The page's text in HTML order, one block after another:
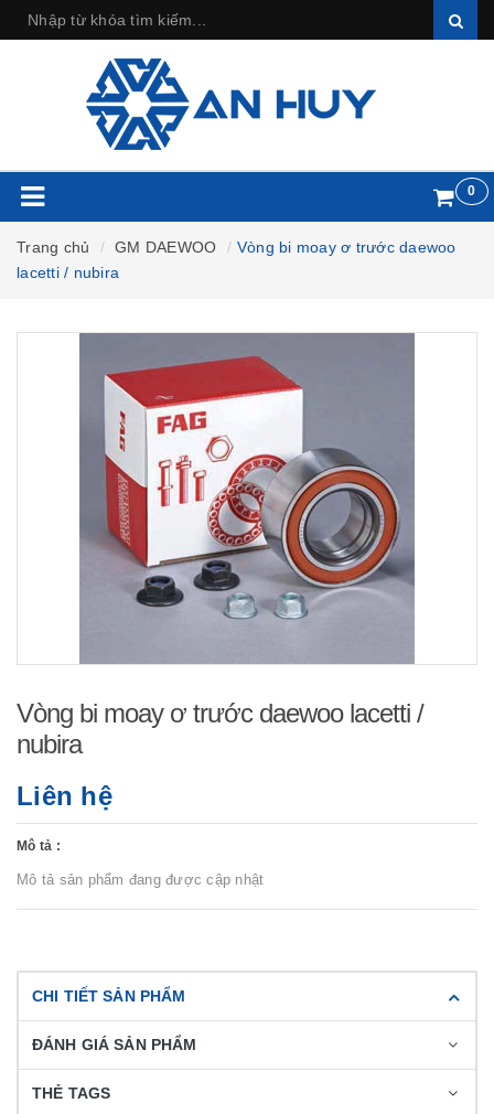
0
Trang chủ GM DAEWOO
Vòng bi moay ơ trước daewoo
lacetti / nubira
Vòng bi moay ơ trước daewoo lacetti /
nubira
Liên hệ
Mô tả :
Mô tả sản phẩm đang được cập nhật
CHI TIẾT SẢN PHẨM
ĐÁNH GIÁ SẢN PHẨM
THẺ TAGS